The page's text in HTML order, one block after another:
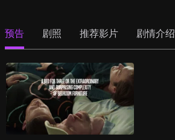
预告 剧照 推荐影片 剧情介绍